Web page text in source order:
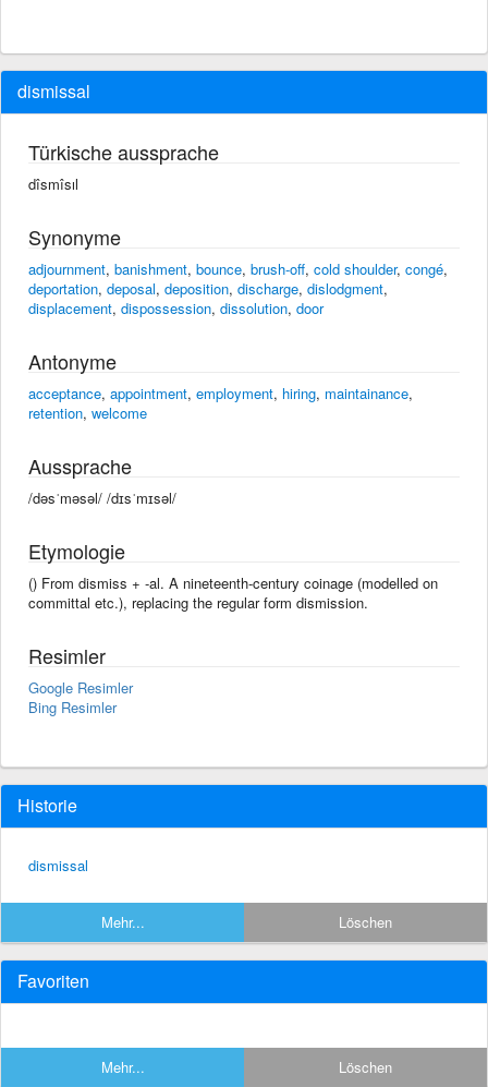
dismissal
Türkische aussprache
dîsmîsıl
Synonyme
adjournment, banishment, bounce, brush-off, cold shoulder, congé,
deportation, deposal, deposition, discharge, dislodgment,
displacement, dispossession, dissolution, door
Antonyme
acceptance, appointment, employment, hiring, maintainance,
retention, welcome
Aussprache
/dəsˈməsəl/ /dɪsˈmɪsəl/
Etymologie
() From dismiss +‎ -al. A nineteenth-century coinage (modelled on
committal etc.), replacing the regular form dismission.
Resimler
Google Resimler
Bing Resimler
Historie
dismissal
Mehr... Löschen
Favoriten
Mehr... Löschen